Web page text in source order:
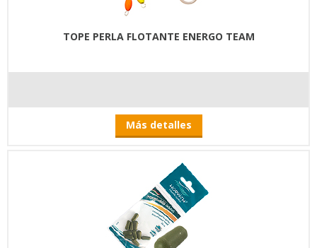
TOPE PERLA FLOTANTE ENERGO TEAM
Más detalles